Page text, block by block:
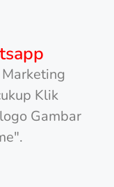
Klik
Gambar